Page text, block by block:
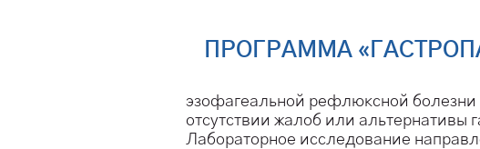
ПРОГРАММА
эзофагеальной рефлюксной
отсутствии жалоб или альтернативы
Лабораторное исследование